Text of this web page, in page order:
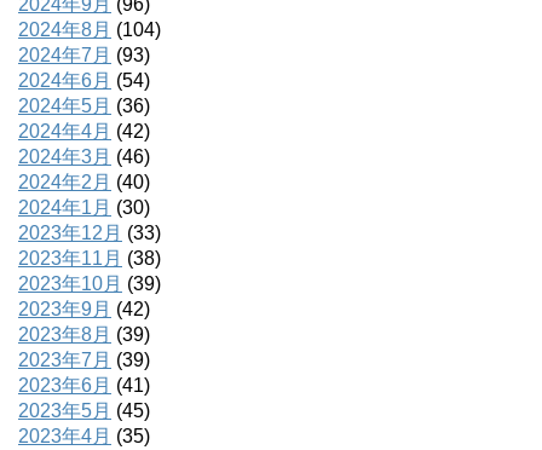
2024年9月 (96)
2024年8月 (104)
2024年7月 (93)
2024年6月 (54)
2024年5月 (36)
2024年4月 (42)
2024年3月 (46)
2024年2月 (40)
2024年1月 (30)
2023年12月 (33)
2023年11月 (38)
2023年10月 (39)
2023年9月 (42)
2023年8月 (39)
2023年7月 (39)
2023年6月 (41)
2023年5月 (45)
2023年4月 (35)